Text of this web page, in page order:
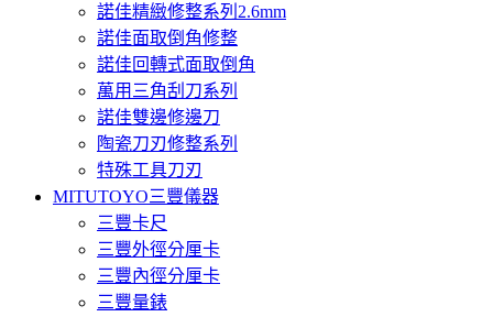
諾佳精緻修整系列2.6mm
諾佳面取倒角修整
諾佳回轉式面取倒角
萬用三角刮刀系列
諾佳雙邊修邊刀
陶瓷刀刃修整系列
特殊工具刀刃
MITUTOYO三豐儀器
三豐卡尺
三豐外徑分厘卡
三豐內徑分厘卡
三豐量錶